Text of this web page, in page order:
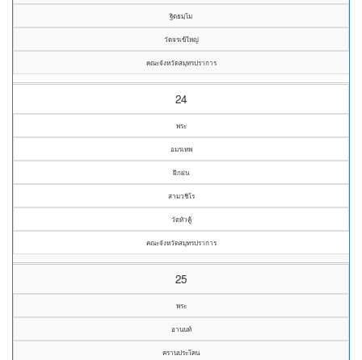
ฐิตธมฺโม
วัดจรเข้ใหญ่
คณะจังหวัดสมุทรปราการ
24
พระ
อมรเทพ
ฝึกฝน
สามวชิโร
วัดหัวคู้
คณะจังหวัดสมุทรปราการ
25
พระ
อานนท์
ครานประโคน